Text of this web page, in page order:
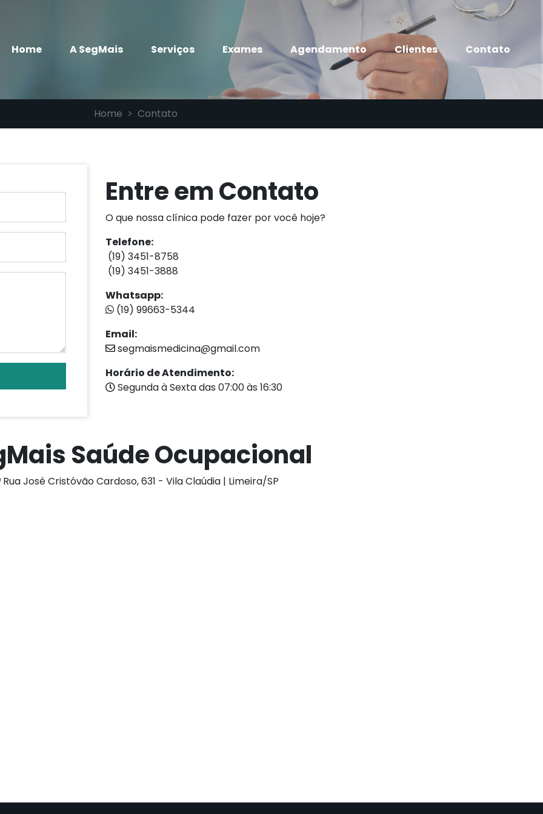
Home(current)A SegMais Serviços Exames Agendamento Clientes Contato
Home Contato
Entre em Contato
O que nossa clínica pode fazer por você hoje?
Telefone:
(19) 3451-8758
(19) 3451-3888
Whatsapp:
(19) 99663-5344
Email:
segmaismedicina@gmail.com
Horário de Atendimento:
Segunda à Sexta das 07:00 às 16:30
Saúde Ocupacional
Rua José Cristóvão Cardoso, 631 - Vila Claúdia | Limeira/SP